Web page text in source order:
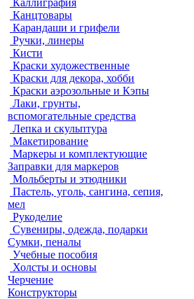
Каллиграфия
Канцтовары
Карандаши и грифели
Ручки, линеры
Кисти
Краски художественные
Краски для декора, хобби
Краски аэрозольные и Кэпы
Лаки, грунты,
вспомогательные средства
Лепка и скульптура
Макетирование
Маркеры и комплектующие
Заправки для маркеров
Мольберты и этюдники
Пастель, уголь, сангина, сепия,
мел
Рукоделие
Сувениры, одежда, подарки
Сумки, пеналы
Учебные пособия
Холсты и основы
Черчение
Конструкторы